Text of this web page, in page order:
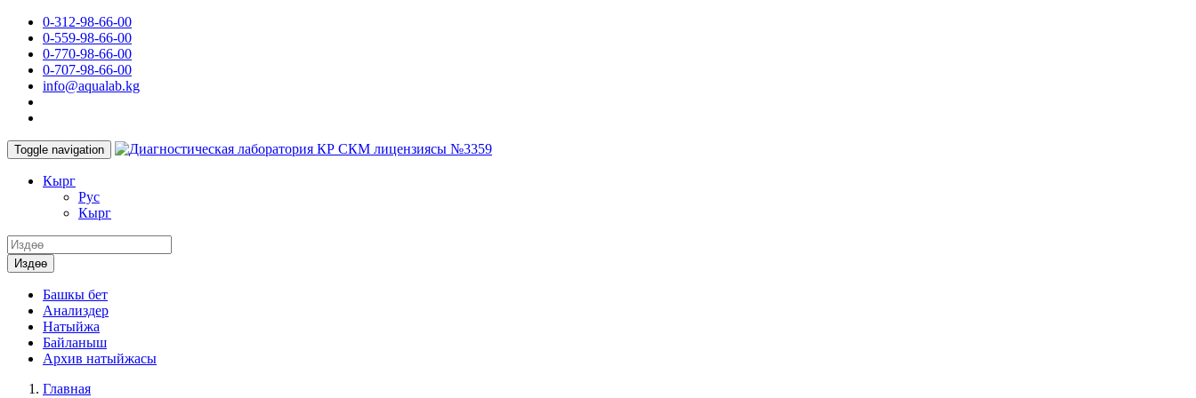
0-312-98-66-00
0-559-98-66-00
0-770-98-66-00
0-707-98-66-00
info@aqualab.kg
Toggle navigation КР СКМ лицензиясы №3359
Кырг
Руc
Кырг
Издөө
Башкы бет
Анализдер
Натыйжа
Байланыш
Архив натыйжасы
Главная